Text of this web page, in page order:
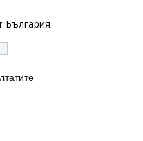
България